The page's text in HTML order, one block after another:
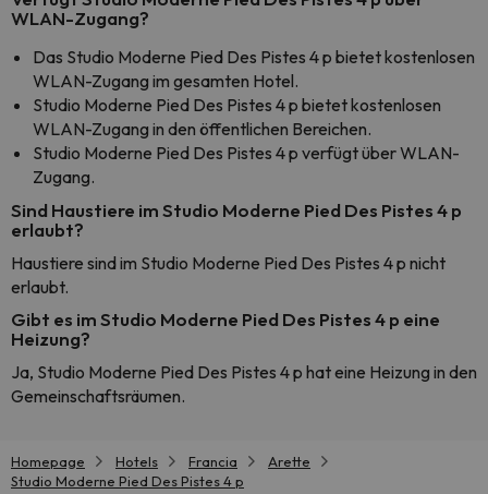
WLAN-Zugang?
Das Studio Moderne Pied Des Pistes 4 p bietet kostenlosen
WLAN-Zugang im gesamten Hotel.
Studio Moderne Pied Des Pistes 4 p bietet kostenlosen
WLAN-Zugang in den öffentlichen Bereichen.
Studio Moderne Pied Des Pistes 4 p verfügt über WLAN-
Zugang.
Sind Haustiere im Studio Moderne Pied Des Pistes 4 p
erlaubt?
Haustiere sind im Studio Moderne Pied Des Pistes 4 p nicht
erlaubt.
Gibt es im Studio Moderne Pied Des Pistes 4 p eine
Heizung?
Ja, Studio Moderne Pied Des Pistes 4 p hat eine Heizung in den
Gemeinschaftsräumen.
Homepage Hotels Francia
Arette
Studio Moderne Pied Des Pistes 4 p